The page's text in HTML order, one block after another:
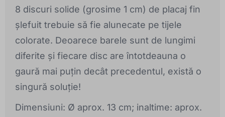
8 discuri solide (grosime 1 cm) de placaj fin
șlefuit trebuie să fie alunecate pe tijele
colorate. Deoarece barele sunt de lungimi
diferite și fiecare disc are întotdeauna o
gaură mai puțin decât precedentul, există o
singură soluție!
Dimensiuni: Ø aprox. 13 cm; inaltime: aprox.